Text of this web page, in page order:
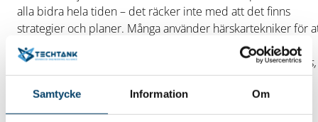
Samtycke Information Om
alla bidra hela tiden – det räcker inte med att det finns
strategier och planer. Många använder härskartekniker för
få sin vilja igenom utan att vara medvetna om det. Vad är
härskartekniker och hur känner vi igen dem?Emilie Lundius,
teknikchef, Södra Cell Mörrum.Båda passen kommer varvas
med dialog så du får möjlighet att reflektera ur ditt
perspektiv.Till anmälan